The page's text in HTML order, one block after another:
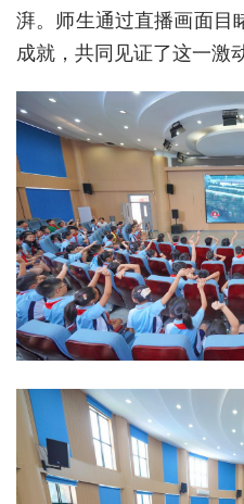
经济
城建
科教
健康
悠游
相亲
汽车
房产
创意
文化
湃。师生通过直播画面目
成就，共同见证了这一激